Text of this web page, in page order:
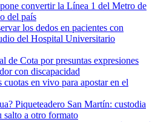
convertir la Línea 1 del Metro de
del país
los dedos en pacientes con
del Hospital Universitario
de Cota por presuntas expresiones
con discapacidad
en vivo para apostar en el
Piqueteadero San Martín: custodia
salto a otro formato